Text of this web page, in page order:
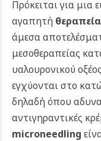
Πρόκειται για μια
αγαπητή
άμεσα
μεσοθεραπείας
υαλουρονικού
εγχύονται στο
δηλαδή όπου
αντιγηραντικές
microneedling